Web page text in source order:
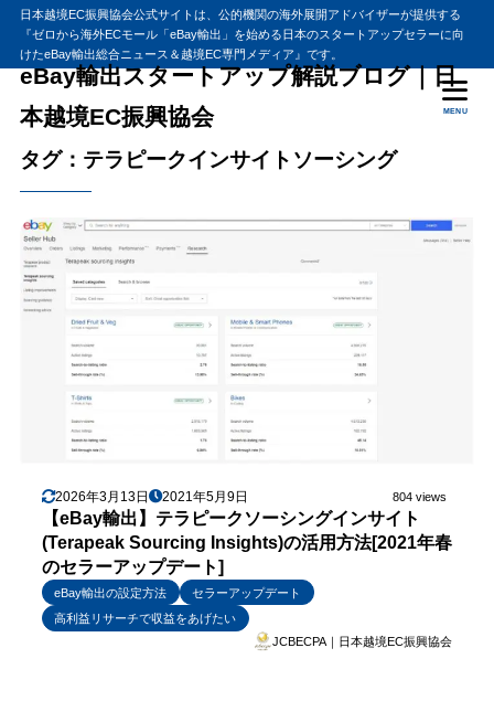
日本越境EC振興協会公式サイトは、公的機関の海外展開アドバイザーが提供する
『ゼロから海外ECモール「eBay輸出」を始める日本のスタートアップセラーに向
けたeBay輸出総合ニュース＆越境EC専門メディア』です。
eBay輸出スタートアップ解説ブログ｜日
本越境EC振興協会
MENU
タグ：テラピークインサイトソーシング
2026年3月13日 2021年5月9日 804 views
【eBay輸出】テラピークソーシングインサイト
(Terapeak Sourcing Insights)の活用方法[2021年春
のセラーアップデート]
eBay輸出の設定方法
セラーアップデート
高利益リサーチで収益をあげたい
JCBECPA｜日本越境EC振興協会